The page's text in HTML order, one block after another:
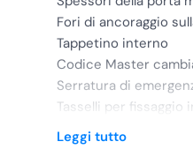
Fori di ancoraggio
Tappetino interno
Codice Master
Serratura di
Tasselli per fissaggio
Batterie escluse
Leggi tutto